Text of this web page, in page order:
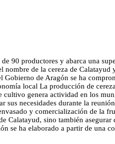
90 productores y abarca una
de la cereza de
de Aragón se ha
local La producción de
genera actividad en los
necesidades durante la
y comercialización de la
sino también
se ha elaborado a partir de una